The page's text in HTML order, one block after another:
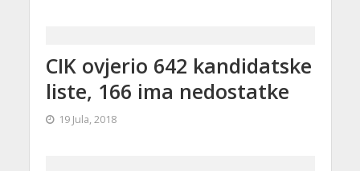
CIK ovjerio 642 kandidatske
liste, 166 ima nedostatke
19 Jula, 2018